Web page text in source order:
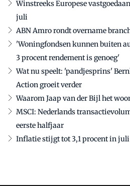
Winstreeks Europese
juli
ABN Amro rondt overname
'Woningfondsen kunnen buiten
3 procent rendement is genoeg'
Wat nu speelt: 'pandjesprins'
Action groeit verder
Waarom Jaap van der Bijl het
MSCI: Nederlands
eerste halfjaar
Inflatie stijgt tot 3,1 procent in